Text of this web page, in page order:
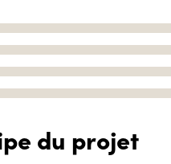
du projet